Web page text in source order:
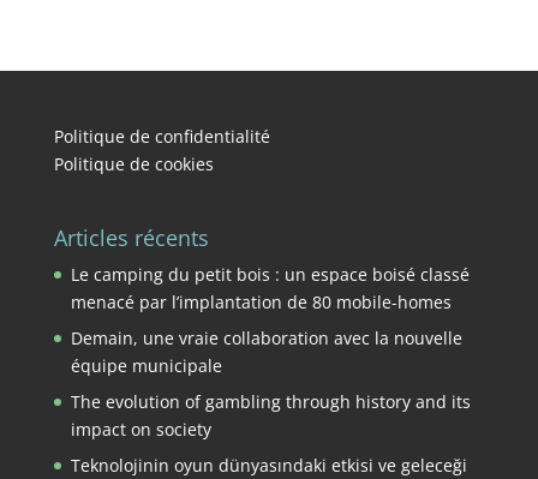
Politique de confidentialité
Politique de cookies
Articles récents
Le camping du petit bois : un espace boisé classé
menacé par l’implantation de 80 mobile-homes
Demain, une vraie collaboration avec la nouvelle
équipe municipale
The evolution of gambling through history and its
impact on society
Teknolojinin oyun dünyasındaki etkisi ve geleceği